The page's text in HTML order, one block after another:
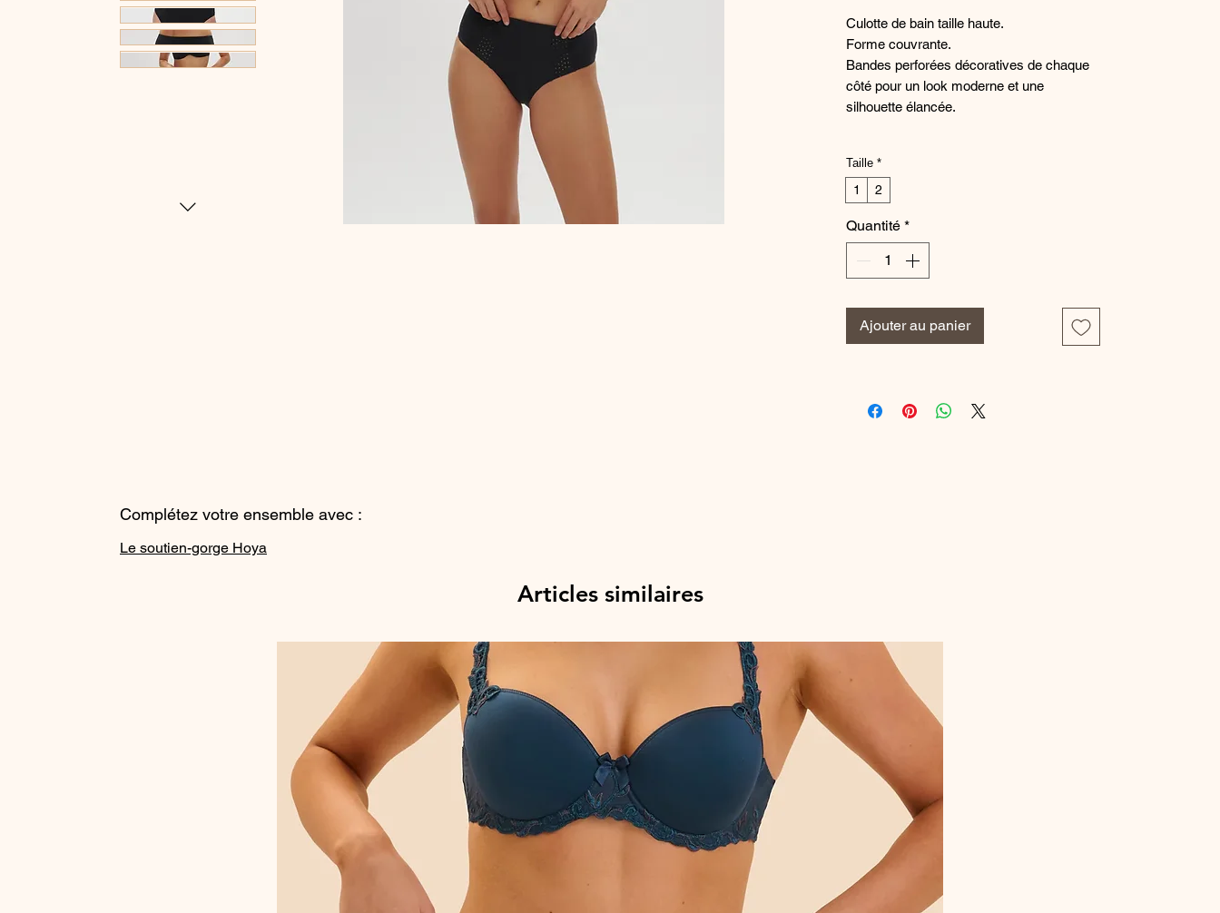
Culotte de bain taille haute.
Forme couvrante.
Bandes perforées décoratives de chaque
côté pour un look moderne et une
silhouette élancée.
La matière principale de ce produit contient
au moins 45% de polyamide recyclé.
Taille *
1 2
Quantité *
Ajouter au panier
Complétez votre ensemble avec :
Le soutien-gorge Hoya
Articles similaires